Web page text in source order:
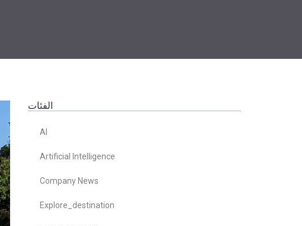
الفئات
AI
Artificial Intelligence
Company News
Explore_destination